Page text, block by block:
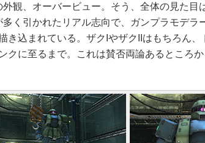
観、オーバービュー。そう、全体の見た目
多く引かれたリアル志向で、ガンプラモデラ
き込まれている。ザクIやザクIIはもちろん、
クに至るまで。これは賛否両論あるところ